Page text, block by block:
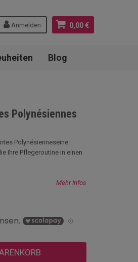
0,00 €
Anmelden
Blog
Polynésiennes
Polynésienneseine
Ihre Pflegeroutine in einen
Mehr Infos